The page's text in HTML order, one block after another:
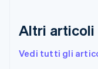
Altri articoli
Vedi tutti gli
Finlandia
Francia